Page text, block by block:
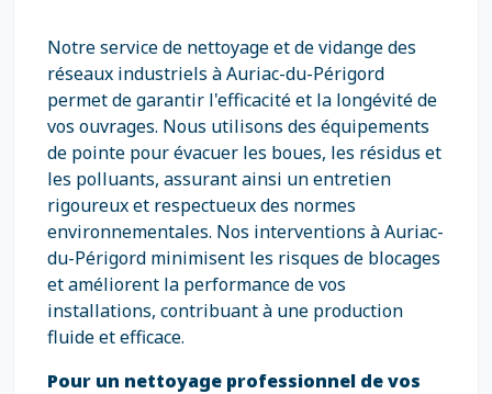
Notre service de nettoyage et de vidange des
réseaux industriels à Auriac-du-Périgord
permet de garantir l'efficacité et la longévité de
vos ouvrages. Nous utilisons des équipements
de pointe pour évacuer les boues, les résidus et
les polluants, assurant ainsi un entretien
rigoureux et respectueux des normes
environnementales. Nos interventions à Auriac-
du-Périgord minimisent les risques de blocages
et améliorent la performance de vos
installations, contribuant à une production
fluide et efficace.
Pour un nettoyage professionnel de vos